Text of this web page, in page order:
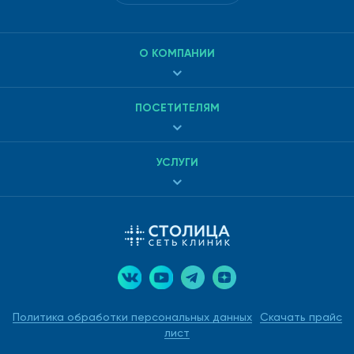
Политика обработки персональных данных
Скачать прайс
лист
О КОМПАНИИ
ПОСЕТИТЕЛЯМ
УСЛУГИ